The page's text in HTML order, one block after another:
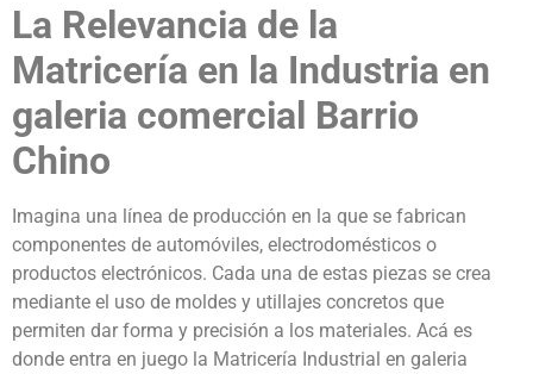
La Relevancia de la
Matricería en la Industria en
galeria comercial Barrio
Chino
Imagina una línea de producción en la que se fabrican
componentes de automóviles, electrodomésticos o
productos electrónicos. Cada una de estas piezas se crea
mediante el uso de moldes y utillajes concretos que
permiten dar forma y precisión a los materiales. Acá es
donde entra en juego la Matricería Industrial en galeria